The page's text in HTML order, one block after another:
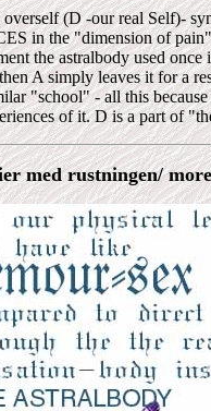
overself (D -our real Self)-
in the "dimension of
the astralbody used
A simply leaves it for a
"school" - all this
of it. D is a part of
med rustningen/